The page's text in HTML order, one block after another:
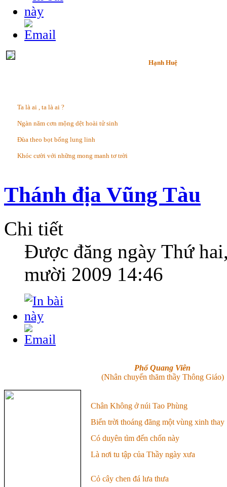
Hạnh Huệ
Ta là ai , ta là ai ?
Ngàn năm cơn mộng dệt hoài tử sinh
Đùa theo bọt bống lung linh
Khóc cười với những mong manh tơ trời
Thánh địa Vũng Tàu
Chi tiết
Được đăng ngày Thứ
mười 2009 14:46
Phổ Quang Viên
(Nhân chuyến thăm thầy Thông Giáo)
Chân Không ở núi Tao Phùng
Biển trời thoáng đãng một vùng xinh thay
Có duyên tìm đến chốn này
Là nơi tu tập của Thầy ngày xưa
Cỏ cây chen đá lưa thưa